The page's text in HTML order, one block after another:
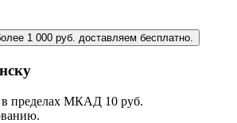
1 000 руб. доставляем бесплатно.
в пределах МКАД 10 руб.